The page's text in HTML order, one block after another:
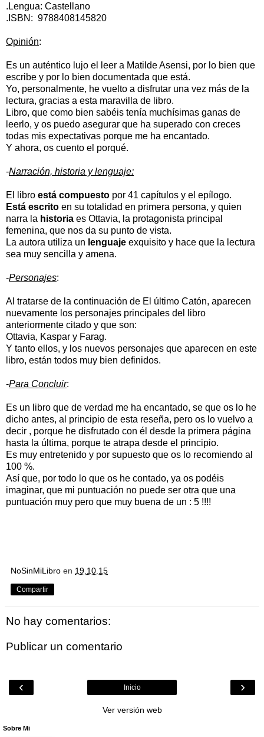
.Lengua: Castellano
.ISBN: 9788408145820
Opinión:
Es un auténtico lujo el leer a Matilde Asensi, por lo bien que
escribe y por lo bien documentada que está.
Yo, personalmente, he vuelto a disfrutar una vez más de la
lectura, gracias a esta maravilla de libro.
Libro, que como bien sabéis tenía muchísimas ganas de
leerlo, y os puedo asegurar que ha superado con creces
todas mis expectativas porque me ha encantado.
Y ahora, os cuento el porqué.
-Narración, historia y lenguaje:
El libro está compuesto por 41 capítulos y el epílogo.
Está escrito en su totalidad en primera persona, y quien
narra la historia es Ottavia, la protagonista principal
femenina, que nos da su punto de vista.
La autora utiliza un lenguaje exquisito y hace que la lectura
sea muy sencilla y amena.
-Personajes:
Al tratarse de la continuación de El último Catón, aparecen
nuevamente los personajes principales del libro
anteriormente citado y que son:
Ottavia, Kaspar y Farag.
Y tanto ellos, y los nuevos personajes que aparecen en este
libro, están todos muy bien definidos.
-Para Concluir:
Es un libro que de verdad me ha encantado, se que os lo he
dicho antes, al principio de esta reseña, pero os lo vuelvo a
decir , porque he disfrutado con él desde la primera página
hasta la última, porque te atrapa desde el principio.
Es muy entretenido y por supuesto que os lo recomiendo al
100 %.
Así que, por todo lo que os he contado, ya os podéis
imaginar, que mi puntuación no puede ser otra que una
puntuación muy pero que muy buena de un : 5 !!!!
NoSinMiLibro en 19.10.15
Compartir
No hay comentarios:
Publicar un comentario
‹ ›
Inicio
Ver versión web
Sobre Mi